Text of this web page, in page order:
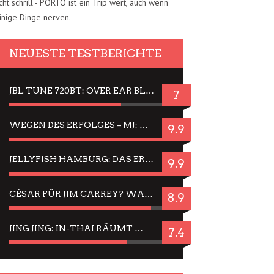
schrill - PORTO ist ein Trip wert, auch wenn
Dinge nerven.
NEUESTE TESTBERICHTE
JBL TUNE 720BT: OVER EAR BLUETOOTH KOPFHÖRER UM DIE 50,-€ IM DAUER-TEST 7
WEGEN DES ERFOLGES – MJ: MICHAEL JACKSON MUSICAL IN EINER MATINEE SEHEN 9.9
JELLYFISH HAMBURG: DAS ERFOLGREICHE SOMMER-MENÜ 2025 IN GEFÜHLEN UND BILDERN 9.9
CÉSAR FÜR JIM CARREY? WARUM DAS EINER DER NERVIGSTEN ACTORS IST UND BLEIBT 8.9
JING JING: IN-THAI RÄUMT WIEDER TITEL AB – EIN ZWEI-STUNDEN-ERLEBNISBERICHT 7.4